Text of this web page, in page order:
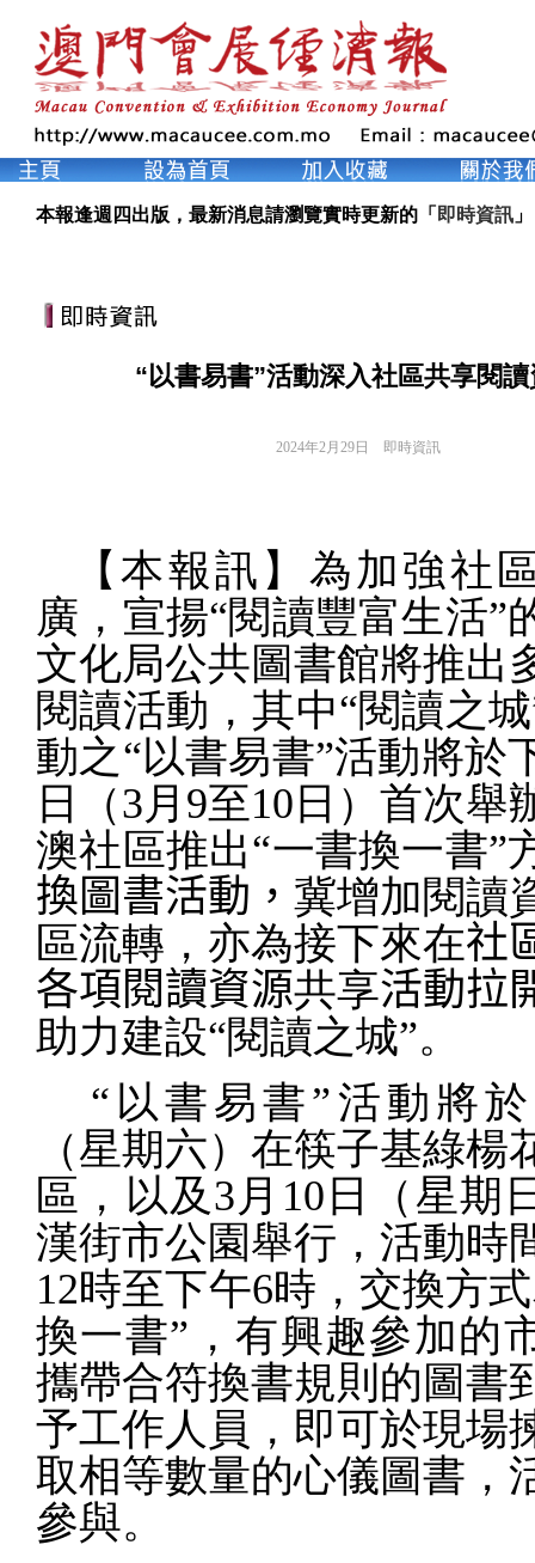
本報逢週四出版，最新消息請瀏覽實時更新的「 即時資訊 」
“以書易書”活動深入社區共享閱
2024年2月29日 即時資訊
【本報訊】 為加強社
廣，宣揚“閱讀豐富生活”
文化局公共圖書館將推出
閱讀活動，其中“閱讀之
動之“以書易書”活動將於
日（3月 9至10 日）首次舉
澳社區推出“一書換一書”
換圖書活動， 冀增加閱讀
區流轉，亦為接下來在社
各項閱讀資源共享活動拉
助力建設“閱讀之城”。
“以書易書”活動將於
（星期六）在筷子基綠楊
區，以及 3 月 10 日（星期
漢街市公園舉行，活動時
12時至下午6時，交換方
換一書”，有興趣參加的
攜帶合符換書規則的圖書
予工作人員 ，即可於現場
取相等數量的心儀圖書，
參與。